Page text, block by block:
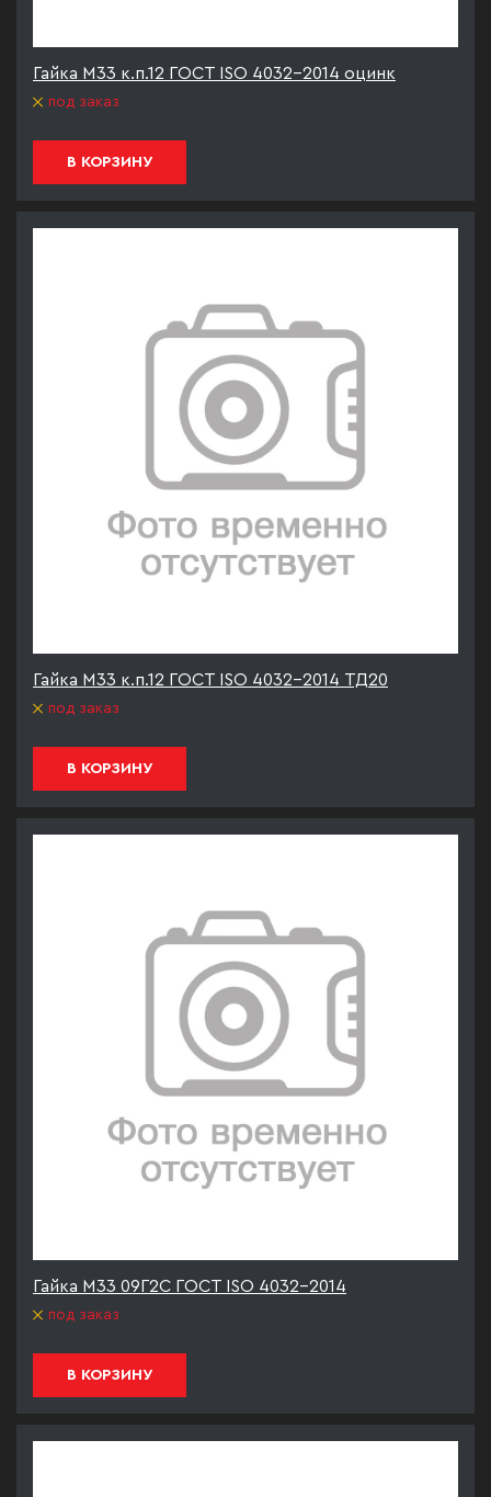
Гайка М33 к.п.12 ГОСТ ISO 4032-2014 оцинк
под заказ
В КОРЗИНУ
Гайка М33 к.п.12 ГОСТ ISO 4032-2014 ТД20
под заказ
В КОРЗИНУ
Гайка М33 09Г2С ГОСТ ISO 4032-2014
под заказ
В КОРЗИНУ